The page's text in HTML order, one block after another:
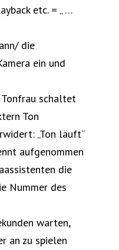
etc. = „ …
die
ein und
Tonfrau schaltet
Ton
„Ton läuft“
aufgenommen
die
Nummer des
warten,
an zu spielen